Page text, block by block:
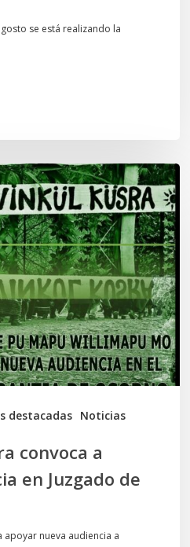
se está realizando la
destacadas Noticias
convoca a
en Juzgado de
apoyar nueva audiencia a